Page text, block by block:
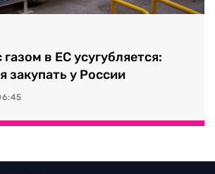
газом в ЕС усугубляется:
закупать у России